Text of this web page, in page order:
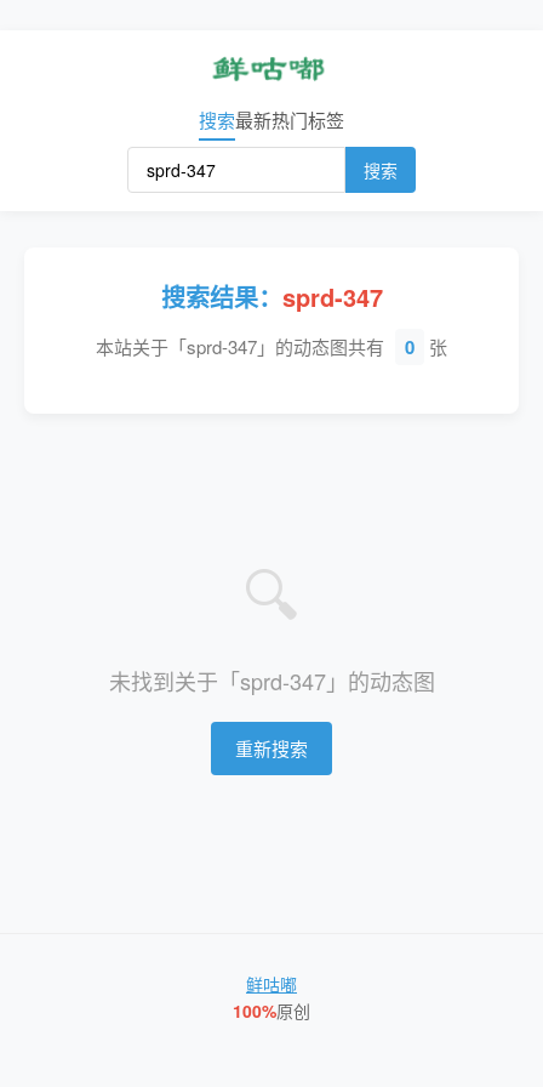
搜索最新热门标签
搜索
搜索结果： sprd-347
本站关于「sprd-347」的动态图共有 0 张
🔍
未找到关于「sprd-347」的动态图
重新搜索
鲜咕嘟
100%原创